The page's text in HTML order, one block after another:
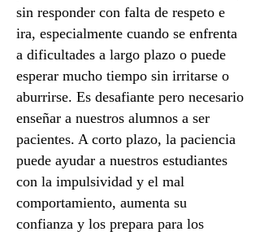
sin responder con falta de respeto e
ira, especialmente cuando se enfrenta
a dificultades a largo plazo o puede
esperar mucho tiempo sin irritarse o
aburrirse. Es desafiante pero necesario
enseñar a nuestros alumnos a ser
pacientes. A corto plazo, la paciencia
puede ayudar a nuestros estudiantes
con la impulsividad y el mal
comportamiento, aumenta su
confianza y los prepara para los